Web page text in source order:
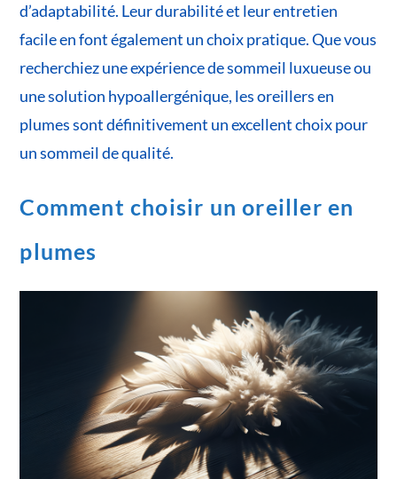
d’adaptabilité. Leur durabilité et leur entretien
facile en font également un choix pratique. Que vous
recherchiez une expérience de sommeil luxueuse ou
une solution hypoallergénique, les oreillers en
plumes sont définitivement un excellent choix pour
un sommeil de qualité.
Comment choisir un oreiller en
plumes